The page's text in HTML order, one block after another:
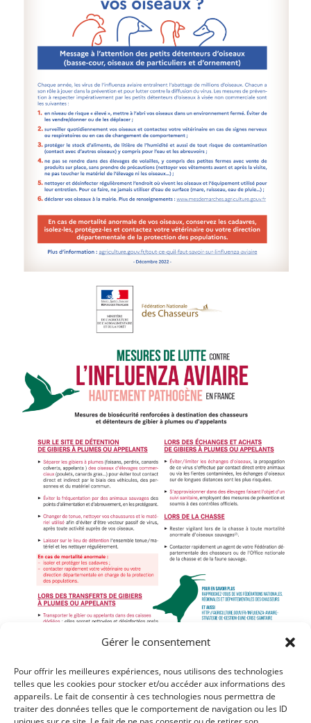
Gérer le consentement
Pour offrir les meilleures expériences, nous utilisons des technologies
telles que les cookies pour stocker et/ou accéder aux informations des
appareils. Le fait de consentir à ces technologies nous permettra de
traiter des données telles que le comportement de navigation ou les ID
Article précédent